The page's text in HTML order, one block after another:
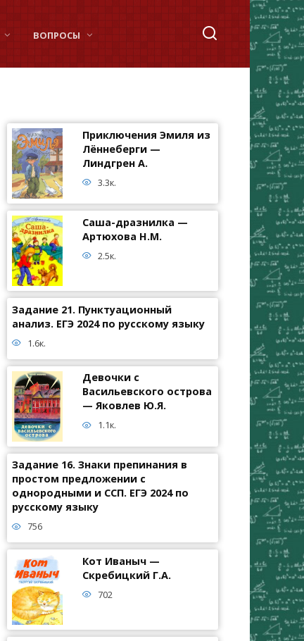
ВОПРОСЫ
Приключения Эмиля из
Лённеберги —
Линдгрен А.
3.3к.
Саша-дразнилка —
Артюхова Н.М.
2.5к.
Задание 21. Пунктуационный
анализ. ЕГЭ 2024 по русскому языку
1.6к.
Девочки с
Васильевского острова
— Яковлев Ю.Я.
1.1к.
Задание 16. Знаки препинания в
простом предложении с
однородными и ССП. ЕГЭ 2024 по
русскому языку
756
Кот Иваныч —
Скребицкий Г.А.
702